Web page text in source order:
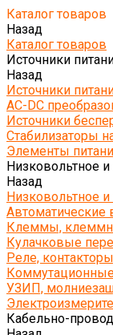
Каталог товаров
Назад
Каталог товаров
Источники
Назад
Источники
AC-DC
Источники
Стабилизаторы
Элементы
Низковольтное
Назад
Низковольтное
Автоматические
Клеммы,
Кулачковые
Реле,
Коммутационные
УЗИП,
Кабельно-